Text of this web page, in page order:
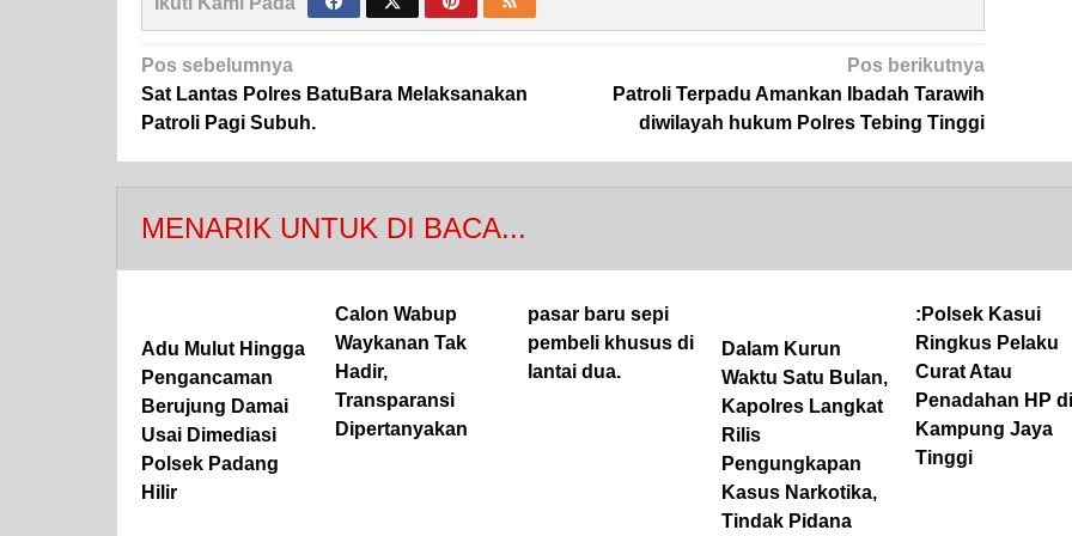
Navigasi
pos
Pos sebelumnya
Sat Lantas Polres BatuBara Melaksanakan
Patroli Pagi Subuh.
Pos berikutnya
Patroli Terpadu Amankan Ibadah Tarawih
diwilayah hukum Polres Tebing Tinggi
MENARIK UNTUK DI BACA...
Adu Mulut Hingga
Pengancaman
Berujung Damai
Usai Dimediasi
Polsek Padang
Hilir
Calon Wabup
Waykanan Tak
Hadir,
Transparansi
Dipertanyakan
pasar baru sepi
pembeli khusus di
lantai dua.
Dalam Kurun
Waktu Satu Bulan,
Kapolres Langkat
Rilis
Pengungkapan
Kasus Narkotika,
Tindak Pidana
:Polsek Kasui
Ringkus Pelaku
Curat Atau
Penadahan HP di
Kampung Jaya
Tinggi